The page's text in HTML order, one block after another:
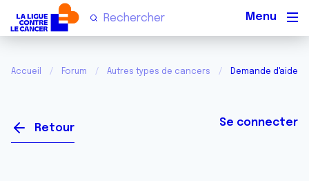
Accueil Forum Autres types de cancers Demande d'aide
Retour Se connecter